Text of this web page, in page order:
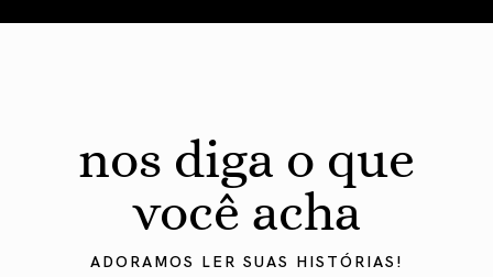
nos diga o que
você acha
ADORAMOS LER SUAS HISTÓRIAS!